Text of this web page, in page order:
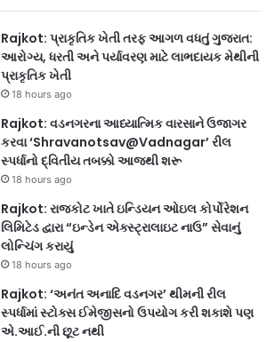
Rajkot: પ્રાકૃતિક ખેતી તરફ આગળ વધતું ગુજરાત:
આરોગ્ય, ધરતી અને પર્યાવરણ માટે લાભદાયક મેથીની
પ્રાકૃતિક ખેતી
18 hours ago
Rajkot: વડનગરના આધ્યાત્મિક વારસાને ઉજાગર
કરવા ‘Shravanotsav@Vadnagar’ રીલ
સ્પર્ધાનો દ્વિતીય તબક્કો આજથી શરૂ
18 hours ago
Rajkot: રાજકોટ ખાતે ઇન્ડિયન ઓઇલ કોર્પોરેશન
લિમિટેડ દ્વારા “ઇન્ડેન એક્સ્ટ્રાલાઇટ નાઉ” સેવાનું
લોન્ચિંગ કરાયું
18 hours ago
Rajkot: ‘અનંત અનાદિ વડનગર’ થીમની રીલ
સ્પર્ધામાં સ્ટોક્સ ઈમેજીસનો ઉપયોગ કરી શકાશે પણ
એ.આઈ.ની છૂટ નથી